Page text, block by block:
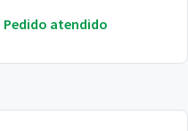
Pedido atendido